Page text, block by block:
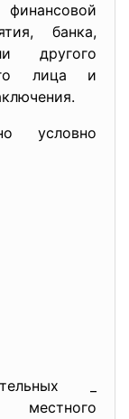
банка,
другого
лица и
условно
_